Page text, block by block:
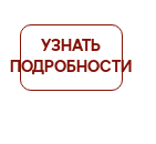
УЗНАТЬ
ПОДРОБНОСТИ